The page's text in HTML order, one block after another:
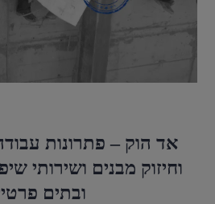
אד הוק – פתרונות
וחיזוק מבנים ושירותי
ובתים